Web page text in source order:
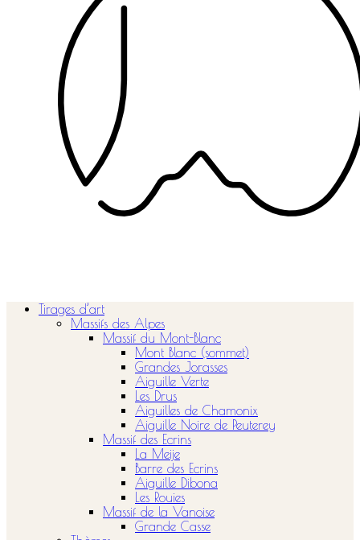
Tirages d’art
Massifs des Alpes
Massif du Mont-Blanc
Mont Blanc (sommet)
Grandes Jorasses
Aiguille Verte
Les Drus
Aiguilles de Chamonix
Aiguille Noire de Peuterey
Massif des Ecrins
La Meije
Barre des Ecrins
Aiguille Dibona
Les Rouies
Massif de la Vanoise
Grande Casse